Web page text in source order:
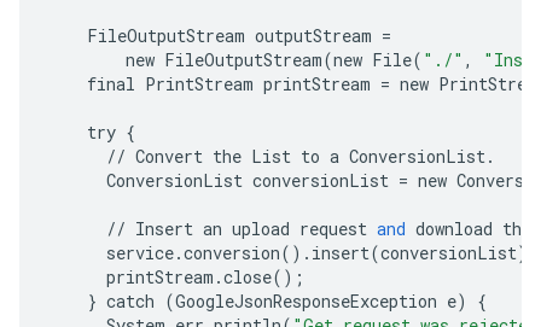
FileOutputStream outputStream =
new FileOutputStream(new File( "./" ,
final PrintStream printStream = new
try {
// Convert the List to a ConversionList.
ConversionList conversionList = new
// Insert an upload request and download the
service.conversion() . insert(conversionList)
printStream .close();
} catch (GoogleJsonResponseException e)
{